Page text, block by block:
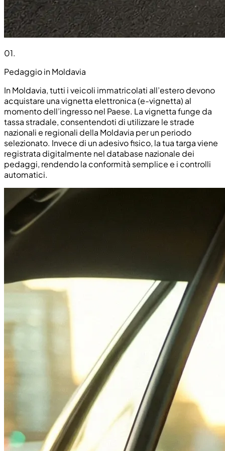
01.
Pedaggio in Moldavia
In Moldavia, tutti i veicoli immatricolati all’estero devono
acquistare una vignetta elettronica (e-vignetta) al
momento dell’ingresso nel Paese. La vignetta funge da
tassa stradale, consentendoti di utilizzare le strade
nazionali e regionali della Moldavia per un periodo
selezionato. Invece di un adesivo fisico, la tua targa viene
registrata digitalmente nel database nazionale dei
pedaggi, rendendo la conformità semplice e i controlli
automatici.